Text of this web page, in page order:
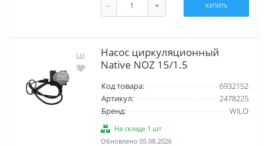
- + КУПИТЬ
Насос циркуляционный
Native NOZ 15/1.5
Код товара:
6932152
Артикул:
2478225
Бренд:
WILO
На складе 1 шт
Обновлено 05.08.2026